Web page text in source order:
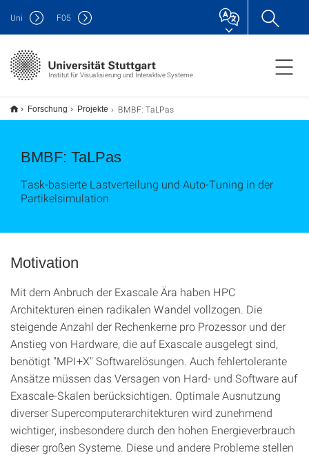
Institut für Visualisierung und Interaktive Systeme
Uni F05
Forschung Projekte BMBF: TaLPas
BMBF: TaLPas
Task-basierte Lastverteilung und Auto-Tuning in der
Partikelsimulation
Motivation
Mit dem Anbruch der Exascale Ära haben HPC
Architekturen einen radikalen Wandel vollzogen. Die
steigende Anzahl der Rechenkerne pro Prozessor und der
Anstieg von Hardware, die auf Exascale ausgelegt sind,
benötigt "MPI+X" Softwarelösungen. Auch fehlertolerante
Ansätze müssen das Versagen von Hard- und Software auf
Exascale-Skalen berücksichtigen. Optimale Ausnutzung
diverser Supercomputerarchitekturen wird zunehmend
wichtiger, insbesondere durch den hohen Energieverbrauch
dieser großen Systeme. Diese und andere Probleme stellen